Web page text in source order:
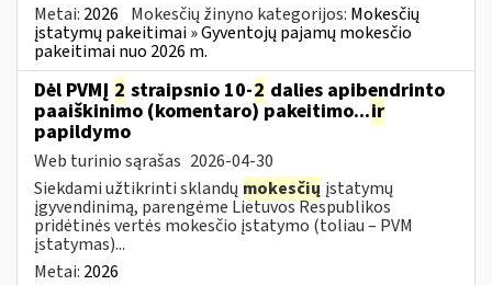
Metai: 2026 Mokesčių žinyno kategorijos: Mokesčių
įstatymų pakeitimai » Gyventojų pajamų mokesčio
pakeitimai nuo 2026 m.
Dėl PVMĮ 2 straipsnio 10-2 dalies apibendrinto
paaiškinimo (komentaro) pakeitimo...ir
papildymo
Web turinio sąrašas 2026-04-30
Siekdami užtikrinti sklandų mokesčių įstatymų
įgyvendinimą, parengėme Lietuvos Respublikos
pridėtinės vertės mokesčio įstatymo (toliau – PVM
įstatymas)...
Metai: 2026